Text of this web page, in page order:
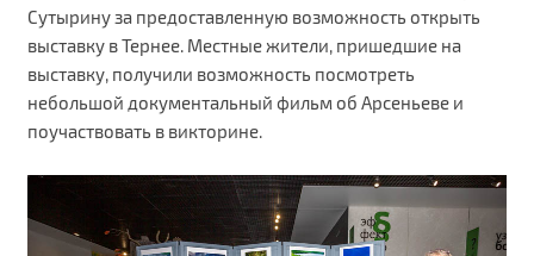
Сутырину за предоставленную возможность открыть
выставку в Тернее. Местные жители, пришедшие на
выставку, получили возможность посмотреть
небольшой документальный фильм об Арсеньеве и
поучаствовать в викторине.